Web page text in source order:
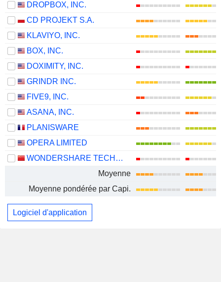
DROPBOX, INC.
CD PROJEKT S.A.
KLAVIYO, INC.
BOX, INC.
DOXIMITY, INC.
GRINDR INC.
FIVE9, INC.
ASANA, INC.
PLANISWARE
OPERA LIMITED
WONDERSHARE TECHNOLOGY GROUP CO., LTD.
Moyenne
Moyenne pondérée par Capi.
Logiciel d'application